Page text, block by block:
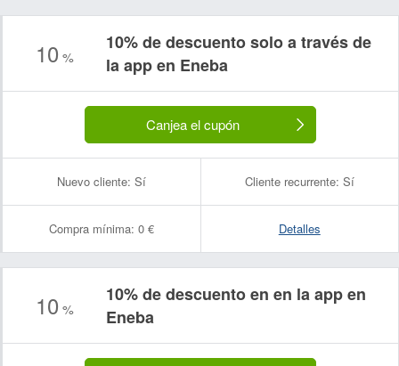
10 %
10% de descuento solo a través de
la app en Eneba
Canjea el cupón
Nuevo cliente: Sí Cliente recurrente: Sí
Compra mínima: 0 € Detalles
10 %
10% de descuento en en la app en
Eneba